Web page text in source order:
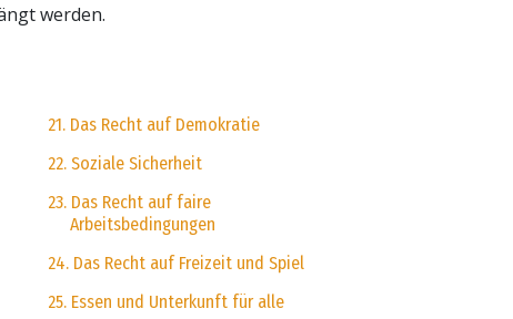
werden.
21. Das Recht auf Demokratie
22. Soziale Sicherheit
23. Das Recht auf faire
Arbeitsbedingungen
24. Das Recht auf Freizeit und Spiel
25. Essen und Unterkunft für alle